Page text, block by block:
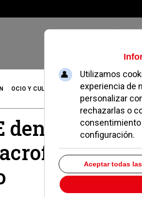
OCIO Y CULTURA DEPORTES MADRID
denuncia el
de